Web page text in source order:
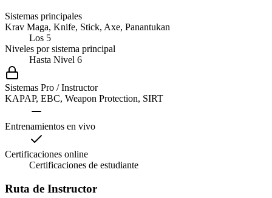
Sistemas principales
Krav Maga, Knife, Stick, Axe, Panantukan
Los 5
Niveles por sistema principal
Hasta Nivel 6
Sistemas Pro / Instructor
KAPAP, EBC, Weapon Protection, SIRT
Entrenamientos en vivo
Certificaciones online
Certificaciones de estudiante
Ruta de Instructor